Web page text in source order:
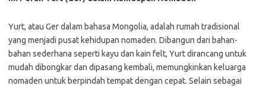
Yurt, atau Ger dalam bahasa Mongolia, adalah rumah tradisional
yang menjadi pusat kehidupan nomaden. Dibangun dari bahan-
bahan sederhana seperti kayu dan kain felt, Yurt dirancang untuk
mudah dibongkar dan dipasang kembali, memungkinkan keluarga
nomaden untuk berpindah tempat dengan cepat. Selain sebagai